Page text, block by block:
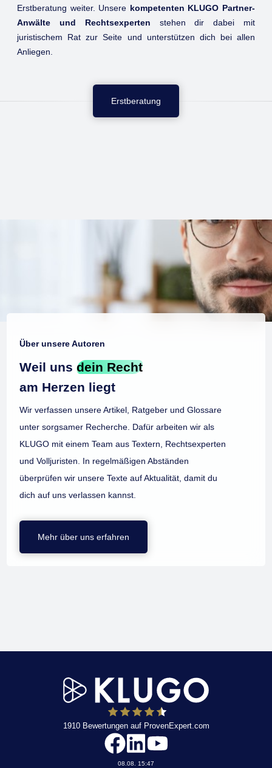
Erstberatung weiter. Unsere kompetenten KLUGO Partner-
Anwälte und Rechtsexperten stehen dir dabei mit
juristischem Rat zur Seite und unterstützen dich bei allen
Anliegen.
Erstberatung
Über unsere Autoren
Weil unsdein Recht
am Herzen liegt
Wir verfassen unsere Artikel, Ratgeber und Glossare
unter sorgsamer Recherche. Dafür arbeiten wir als
KLUGO mit einem Team aus Textern, Rechtsexperten
und Volljuristen. In regelmäßigen Abständen
überprüfen wir unsere Texte auf Aktualität, damit du
dich auf uns verlassen kannst.
Mehr über uns erfahren
KLUGO
1910Bewertungen auf ProvenExpert.com
08.08. 15:47